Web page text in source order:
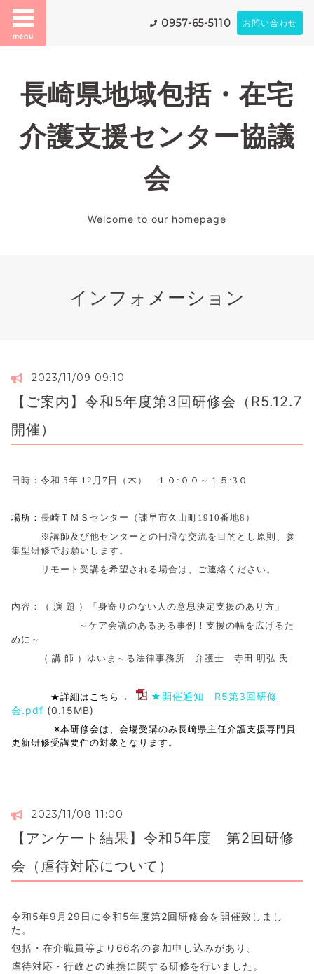
menu
0957-65-5110 お問い合わせ
長崎県地域包括・在宅
介護支援センター協議
会
Welcome to our homepage
インフォメーション
2023/11/09 09:10
【ご案内】令和5年度第3回研修会（R5.12.7
開催）
日時：令和 5年 12 月7日（木） １０:００～１５:3０
場所： 長崎ＴＭＳセンター（諌早市久山町1910番地8）
※講師及び他センターとの円滑な交流を目的とし原則、参
集型研修でお願いします。
リモート受講を希望される場合は、ご連絡ください。
内容：
（ 演 題 ）「身寄りのない人の意思決定支援のあり方」
～ケア会議のあるある事例！支援の幅を広げるた
めに～
（ 講 師 ）ゆいま～る法律事務所 弁護士 寺田 明弘 氏
★詳細はこちら→
★開催通知 R5第3回研修
会.pdf (0.15MB)
※本研修会は、会場受講のみ長崎県主任介護支援専門員
更新研修受講要件の対象となります。
2023/11/08 11:00
【アンケート結果】令和5年度 第2回研修
会（虐待対応について）
令和5年9月29日に令和5年度第2回研修会を開催致しまし
た。
包括・在介職員等より66名の参加申し込みがあり、
虐待対応・行政との連携に関する研修を行いました。